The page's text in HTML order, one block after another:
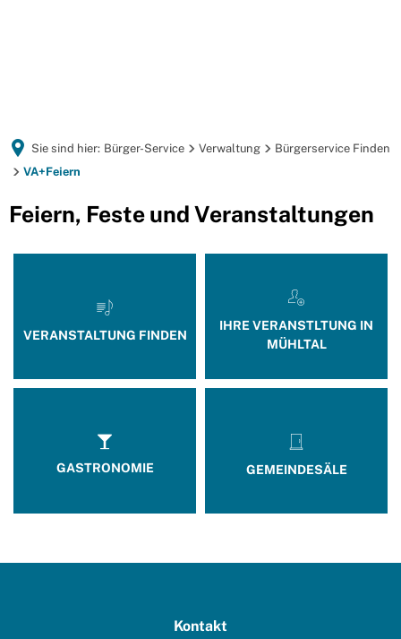
Sie sind hier: Bürger-Service Verwaltung
Bürgerservice Finden
VA+Feiern
VA+Feiern
Feiern, Feste und Veranstaltungen
VERANSTALTUNG FINDEN
IHRE VERANSTLTUNG IN
MÜHLTAL
GASTRONOMIE GEMEINDESÄLE
Kontakt